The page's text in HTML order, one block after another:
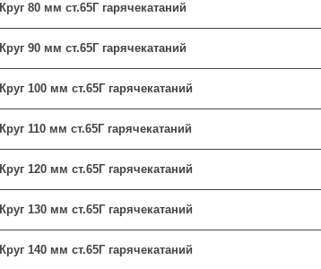
Круг 80 мм ст.65Г гарячекатаний
Круг 90 мм ст.65Г гарячекатаний
Круг 100 мм ст.65Г гарячекатаний
Круг 110 мм ст.65Г гарячекатаний
Круг 120 мм ст.65Г гарячекатаний
Круг 130 мм ст.65Г гарячекатаний
Круг 140 мм ст.65Г гарячекатаний